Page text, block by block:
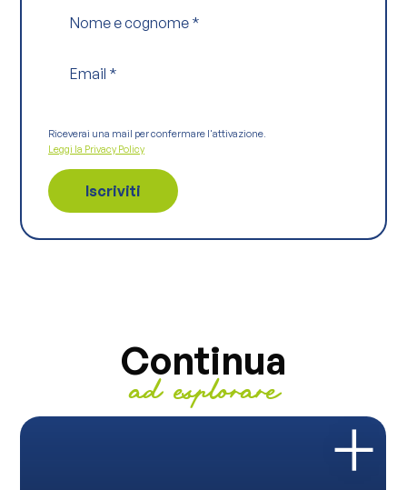
Nome e cognome *
Email *
Riceverai una mail per confermare l'attivazione.
Leggi la Privacy Policy
Continua
ad esplorare